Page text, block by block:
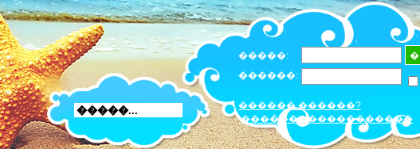
�����:
������:
������ ������?
������������������